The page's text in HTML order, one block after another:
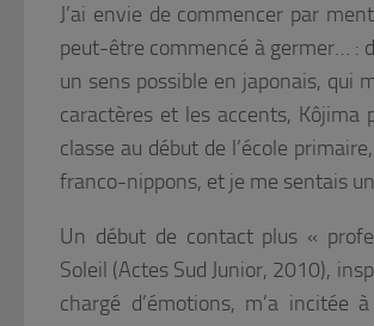
J’ai envie de commencer par
peut-être commencé à germer… :
un sens possible en japonais, qui
caractères et les accents,
classe au début de l’école
franco-nippons, et je me sentais
Un début de contact plus «
Soleil (Actes Sud Junior, 2010),
chargé d’émotions, m’a